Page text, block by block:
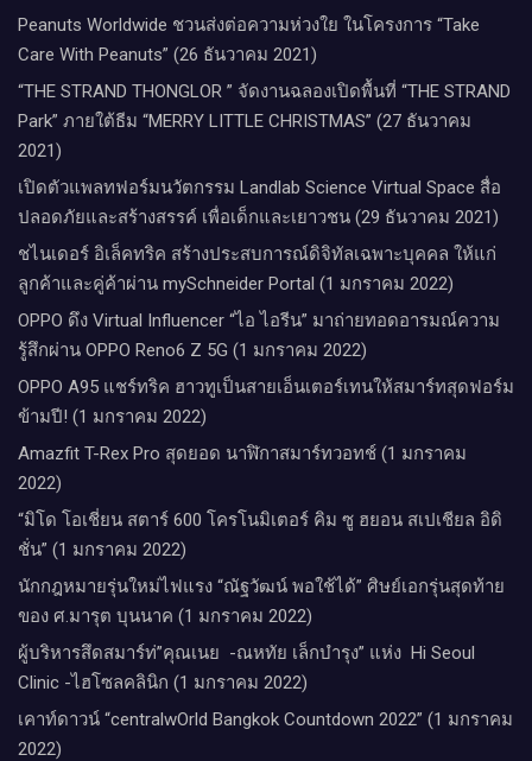
Peanuts Worldwide ชวนส่งต่อความห่วงใย​ ​ในโครงการ “Take
Care With Peanuts” (26 ธันวาคม 2021)
“THE STRAND THONGLOR ” จัดงานฉลองเปิดพื้นที่ “THE STRAND
Park” ภายใต้ธีม “MERRY LITTLE CHRISTMAS” (27 ธันวาคม
2021)
เปิดตัวแพลทฟอร์มนวัตกรรม Landlab Science Virtual Space สื่อ
ปลอดภัยและสร้างสรรค์ เพื่อเด็กและเยาวชน (29 ธันวาคม 2021)
ชไนเดอร์ อิเล็คทริค สร้างประสบการณ์ดิจิทัลเฉพาะบุคคล ให้แก่
ลูกค้าและคู่ค้าผ่าน mySchneider Portal (1 มกราคม 2022)
OPPO ดึง Virtual Influencer “ไอ ไอรีน” มาถ่ายทอดอารมณ์ความ
รู้สึกผ่าน OPPO Reno6 Z 5G (1 มกราคม 2022)
OPPO A95 แชร์ทริค ฮาวทูเป็นสายเอ็นเตอร์เทนให้สมาร์ทสุดฟอร์ม
ข้ามปี! (1 มกราคม 2022)
Amazfit T-Rex Pro สุดยอด นาฬิกาสมาร์ทวอทช์ (1 มกราคม
2022)
“มิโด โอเชี่ยน สตาร์ 600 โครโนมิเตอร์ คิม ซู ฮยอน สเปเชียล อิดิ
ชั่น” (1 มกราคม 2022)
นักกฎหมายรุ่นใหม่ไฟแรง “ณัฐวัฒน์ พอใช้ได้” ศิษย์เอกรุ่นสุดท้าย
ของ ศ.มารุต บุนนาค (1 มกราคม 2022)
ผู้บริหารสึดสมาร์ท่”คุณเนย -ณหทัย เล็กบำรุง” แห่ง Hi Seoul
Clinic -ไฮโซลคลินิก (1 มกราคม 2022)
เคาท์ดาวน์​ “centralwOrld Bangkok Countdown 2022” (1 มกราคม
2022)